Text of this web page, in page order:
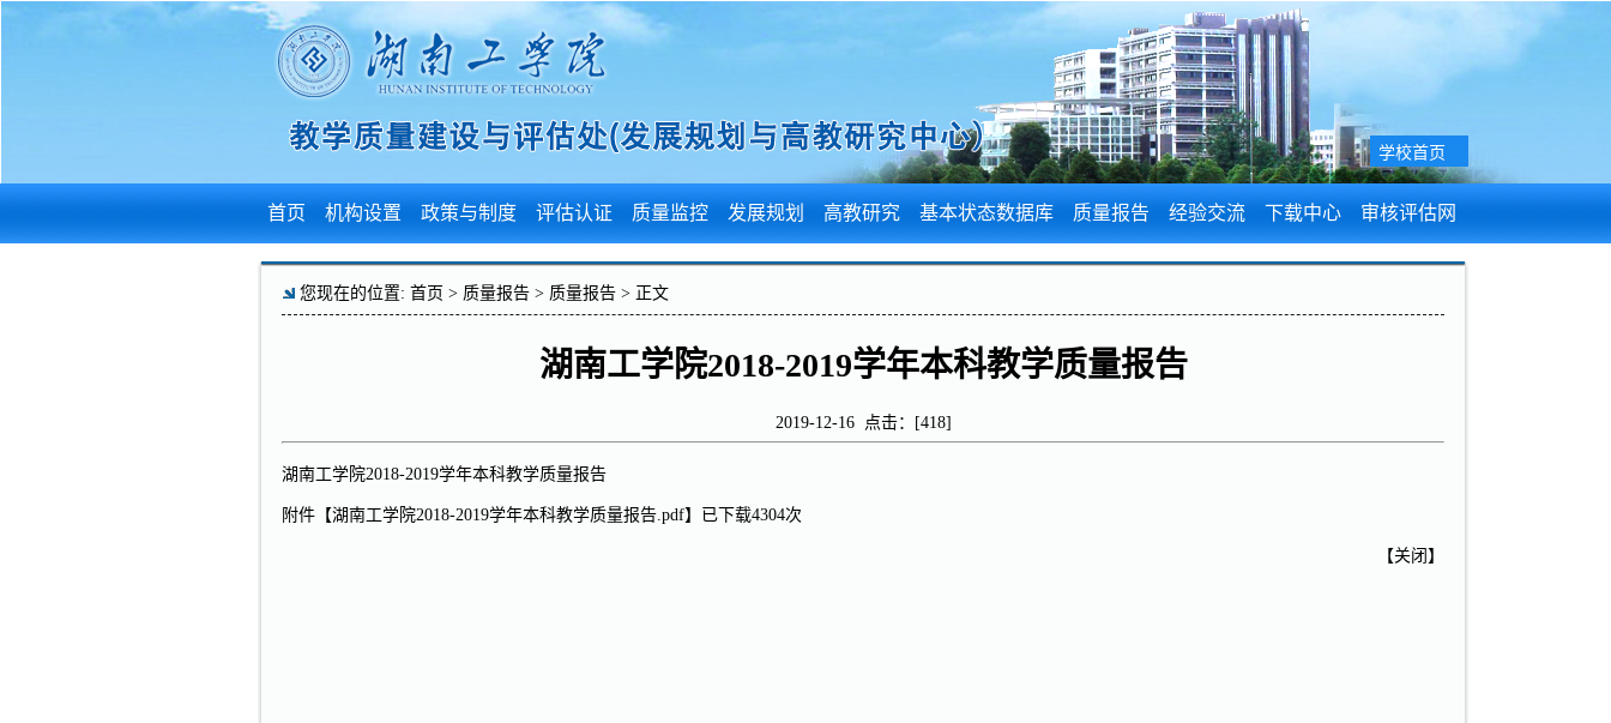
学校首页
首页 机构设置 政策与制度 评估认证 质量监控 发展规划 高教研究 基本状态数据库 质量报告 经验交流 下载中心 审核评估网
您现在的位置: 首页 > 质量报告 > 质量报告 > 正文
湖南工学院2018-2019学年本科教学质量报告
2019-12-16 点击：[418]
湖南工学院2018-2019学年本科教学质量报告
附件【湖南工学院2018-2019学年本科教学质量报告.pdf】已下载4304次
【关闭】